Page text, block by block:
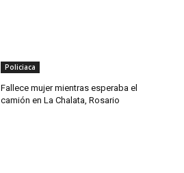
Policiaca
Fallece mujer mientras esperaba el
camión en La Chalata, Rosario